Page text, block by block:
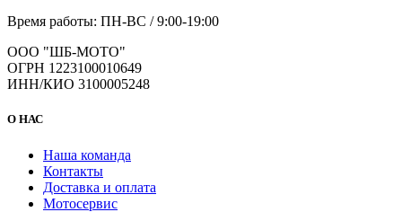
Время работы: ПН-ВС / 9:00-19:00
ООО "ШБ-МОТО"
ОГРН 1223100010649
ИНН/КИО 3100005248
О НАС
Наша команда
Контакты
Доставка и оплата
Мотосервис